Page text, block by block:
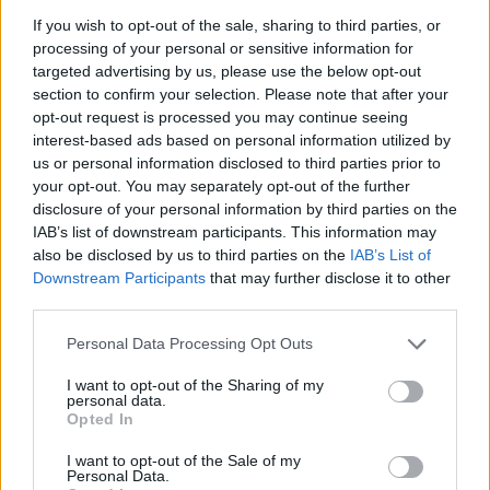
If you wish to opt-out of the sale, sharing to third parties, or
processing of your personal or sensitive information for
targeted advertising by us, please use the below opt-out
section to confirm your selection. Please note that after your
opt-out request is processed you may continue seeing
interest-based ads based on personal information utilized by
us or personal information disclosed to third parties prior to
your opt-out. You may separately opt-out of the further
disclosure of your personal information by third parties on the
IAB’s list of downstream participants. This information may
also be disclosed by us to third parties on the IAB’s List of
Downstream Participants that may further disclose it to other
Please note that this website/app uses one or more Google
not limited to your visit or usage behaviour. You may click to
grant or deny consent to Google and its third-party tags to
use your data for below specified purposes in below Google
consent section.
Personal Data Processing Opt Outs
I want to opt-out of the Sharing of my
personal data.
Opted In
I want to opt-out of the Sale of my
Personal Data.
beállnak, hogy ne ázzanak szét, többiek esernyőt
nyitnak, vagy állnak az esőben. Olvasónk szemtanúja
volt egy eseménynek, ahol a buszvezető majdnem a
megállóban hagyta az…
?Hívjál rendőrt te f@sszopó?